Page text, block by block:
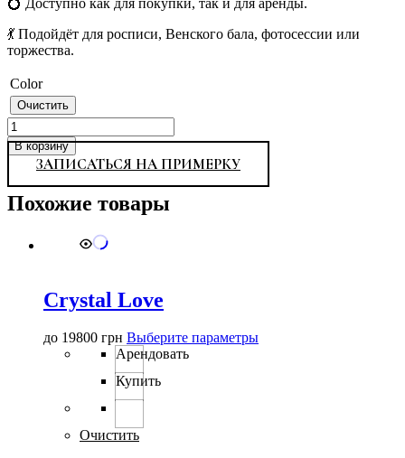
💃 Подойдёт для росписи, Венского бала, фотосессии или
торжества.
Color
Очистить
Количество
товара
749
В корзину
ЗАПИСАТЬСЯ НА ПРИМЕРКУ
Похожие товары
Crystal Love
до 19800 грн Выберите параметрыЭтот
Арендовать
Купить
Очистить